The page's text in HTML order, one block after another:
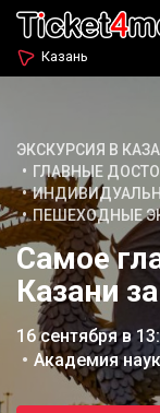
Казань
ЭКСКУРСИЯ В
ГЛАВНЫЕ
ПЕШЕХОДНЫЕ
Самое
Казани
16 сентября в
Академия